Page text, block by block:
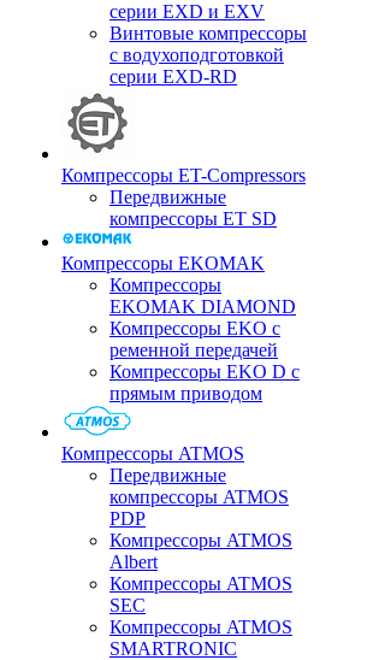
серии EXD и EXV
Винтовые компрессоры
с водухоподготовкой
серии EXD-RD
Компрессоры ET-Compressors
Передвижные
компрессоры ET SD
Компрессоры EKOMAK
Компрессоры
EKOMAK DIAMOND
Компрессоры EKO c
ременной передачей
Компрессоры EKO D с
прямым приводом
Компрессоры ATMOS
Передвижные
компрессоры ATMOS
PDP
Компрессоры ATMOS
Albert
Компрессоры ATMOS
SEC
Компрессоры ATMOS
SMARTRONIC